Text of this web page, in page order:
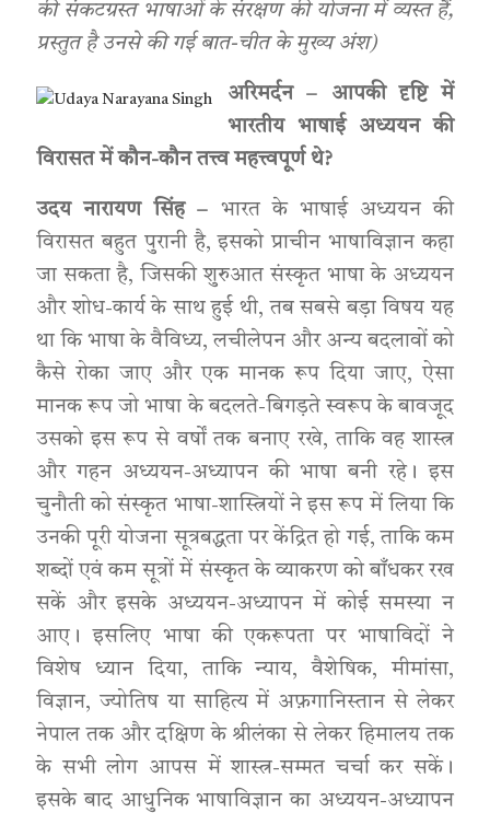
की संकटग्रस्त भाषाओं के संरक्षण की योजना में व्यस्त हैं,
प्रस्तुत है उनसे की गई बात-चीत के मुख्य अंश)
अरिमर्दन – आपकी दृष्टि में
भारतीय भाषाई अध्ययन की
विरासत में कौन-कौन तत्त्व महत्त्वपूर्ण थे?
उदय नारायण सिंह – भारत के भाषाई अध्ययन की
विरासत बहुत पुरानी है, इसको प्राचीन भाषाविज्ञान कहा
जा सकता है, जिसकी शुरुआत संस्कृत भाषा के अध्ययन
और शोध-कार्य के साथ हुई थी, तब सबसे बड़ा विषय यह
था कि भाषा के वैविध्य, लचीलेपन और अन्य बदलावों को
कैसे रोका जाए और एक मानक रूप दिया जाए, ऐसा
मानक रूप जो भाषा के बदलते-बिगड़ते स्वरूप के बावजूद
उसको इस रूप से वर्षों तक बनाए रखे, ताकि वह शास्त्र
और गहन अध्ययन-अध्यापन की भाषा बनी रहे। इस
चुनौती को संस्कृत भाषा-शास्त्रियों ने इस रूप में लिया कि
उनकी पूरी योजना सूत्रबद्धता पर केंद्रित हो गई, ताकि कम
शब्दों एवं कम सूत्रों में संस्कृत के व्याकरण को बाँधकर रख
सकें और इसके अध्ययन-अध्यापन में कोई समस्या न
आए। इसलिए भाषा की एकरूपता पर भाषाविदों ने
विशेष ध्यान दिया, ताकि न्याय, वैशेषिक, मीमांसा,
विज्ञान, ज्योतिष या साहित्य में अफ़गानिस्तान से लेकर
नेपाल तक और दक्षिण के श्रीलंका से लेकर हिमालय तक
के सभी लोग आपस में शास्त्र-सम्मत चर्चा कर सकें।
इसके बाद आधुनिक भाषाविज्ञान का अध्ययन-अध्यापन